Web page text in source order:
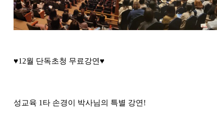
♥12월 단독초청 무료강연♥
성교육 1타 손경이 박사님의 특별 강연!